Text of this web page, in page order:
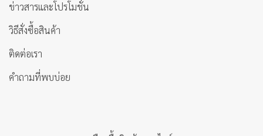
ข่าวสารและโปรโมชั่น
วิธีสั่งซื้อสินค้า
ติดต่อเรา
คำถามที่พบบ่อย